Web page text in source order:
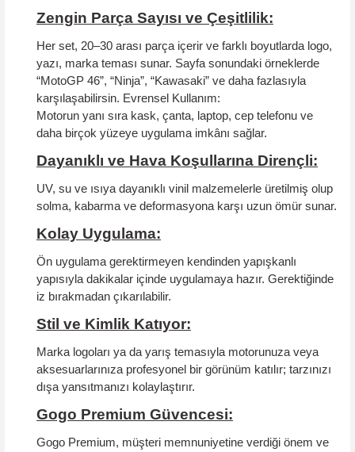
Zengin Parça Sayısı ve Çeşitlilik:
Her set, 20–30 arası parça içerir ve farklı boyutlarda logo,
yazı, marka teması sunar. Sayfa sonundaki örneklerde
“MotoGP 46”, “Ninja”, “Kawasaki” ve daha fazlasıyla
karşılaşabilirsin. Evrensel Kullanım:
Motorun yanı sıra kask, çanta, laptop, cep telefonu ve
daha birçok yüzeye uygulama imkânı sağlar.
Dayanıklı ve Hava Koşullarına Dirençli:
UV, su ve ısıya dayanıklı vinil malzemelerle üretilmiş olup
solma, kabarma ve deformasyona karşı uzun ömür sunar.
Kolay Uygulama:
Ön uygulama gerektirmeyen kendinden yapışkanlı
yapısıyla dakikalar içinde uygulamaya hazır. Gerektiğinde
iz bırakmadan çıkarılabilir.
Stil ve Kimlik Katıyor:
Marka logoları ya da yarış temasıyla motorunuza veya
aksesuarlarınıza profesyonel bir görünüm katılır; tarzınızı
dışa yansıtmanızı kolaylaştırır.
Gogo Premium Güvencesi:
Gogo Premium, müşteri memnuniyetine verdiği önem ve